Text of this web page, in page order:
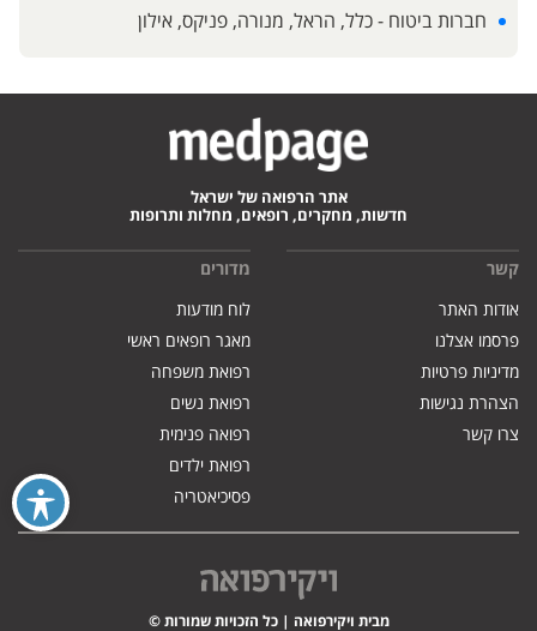
חברות ביטוח - כלל, הראל, מנורה, פניקס, אילון
אתר הרפואה של ישראל
חדשות, מחקרים, רופאים, מחלות ותרופות
קשר
אודות האתר
פרסמו אצלנו
מדיניות פרטיות
הצהרת נגישות
צרו קשר
מדורים
לוח מודעות
מאגר רופאים ראשי
רפואת משפחה
רפואת נשים
רפואה פנימית
רפואת ילדים
פסיכיאטריה
מבית ויקירפואה | כל הזכויות שמורות ©